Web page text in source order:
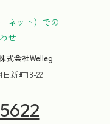
ネット）での
せ
式会社Welleg
新町18-22